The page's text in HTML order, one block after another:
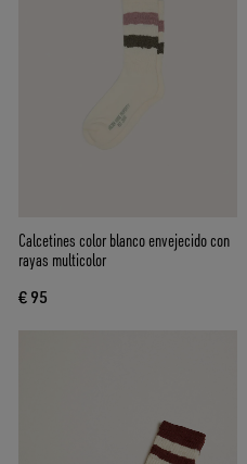
Calcetines color blanco envejecido con
rayas multicolor
€ 95